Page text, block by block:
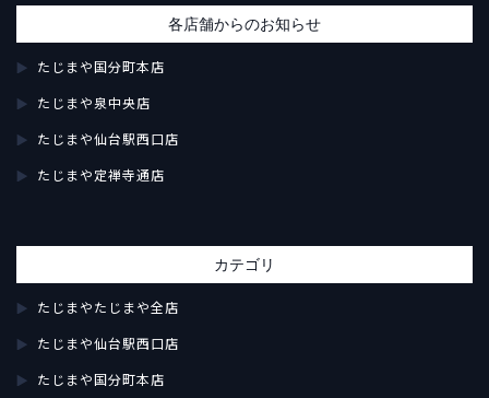
各店舗からのお知らせ
たじまや国分町本店
たじまや泉中央店
たじまや仙台駅西口店
たじまや定禅寺通店
カテゴリ
たじまやたじまや全店
たじまや仙台駅西口店
たじまや国分町本店